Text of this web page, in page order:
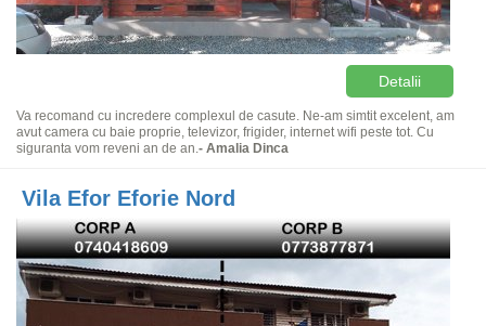
Detalii
Va recomand cu incredere complexul de casute. Ne-am simtit excelent, am
avut camera cu baie proprie, televizor, frigider, internet wifi peste tot. Cu
siguranta vom reveni an de an.- Amalia Dinca
Vila Efor Eforie Nord